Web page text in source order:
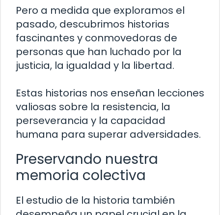
Pero a medida que exploramos el
pasado, descubrimos historias
fascinantes y conmovedoras de
personas que han luchado por la
justicia, la igualdad y la libertad.
Estas historias nos enseñan lecciones
valiosas sobre la resistencia, la
perseverancia y la capacidad
humana para superar adversidades.
Preservando nuestra
memoria colectiva
El estudio de la historia también